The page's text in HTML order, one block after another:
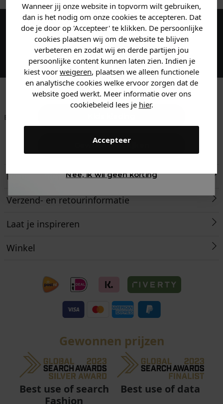
Wanneer jij onze website in topvorm wilt gebruiken,
dan is het nodig om onze cookies te accepteren. Dat
doe je door op 'Accepteer' te klikken. De persoonlijke
cookies plaatsen wij om de website te blijven
verbeteren en zodat wij en derde partijen jou
persoonlijke content kunnen laten zien. Indien je
kiest voor weigeren, plaatsen we alleen functionele
en analytische cookies welke ervoor zorgen dat de
website goed werkt. Meer informatie over ons
cookiebeleid lees je hier.
Accepteer
Maak een account aan en ontvang 5%
korting op je eerste bestelling!
Betaal achteraf met
Klarna
is morgen in huis!*
ons met een 9,6!
Klantenservice
Retourneren
Verzend- en retourinformatie
Laat je inspireren
Winkel
Gewonnen prijzen
Best use of search
Fashion
Best use of data
Vertel ons waar je naar op
zoek bent. 👇
Heren kleding
Dames kleding
Gewoon rondkijken
Nee, ik wil geen korting